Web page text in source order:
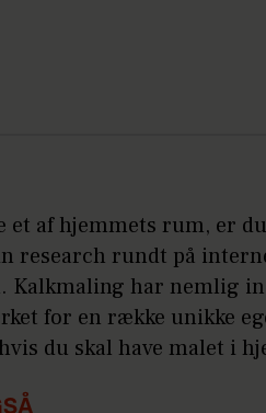
af hjemmets rum, er
research rundt på
Kalkmaling har nemlig
for en række unikke
du skal have malet i